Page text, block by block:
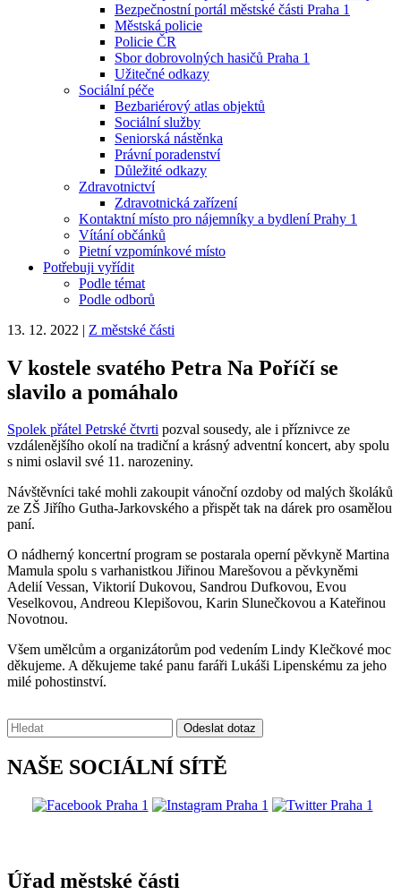
Bezpečnostní portál městské části Praha 1
Městská policie
Policie ČR
Sbor dobrovolných hasičů Praha 1
Užitečné odkazy
Sociální péče
Bezbariérový atlas objektů
Sociální služby
Seniorská nástěnka
Právní poradenství
Důležité odkazy
Zdravotnictví
Zdravotnická zařízení
Kontaktní místo pro nájemníky a bydlení Prahy 1
Vítání občánků
Pietní vzpomínkové místo
Potřebuji vyřídit
Podle témat
Podle odborů
13. 12. 2022 | Z městské části
V kostele svatého Petra Na Poříčí se
slavilo a pomáhalo
Spolek přátel Petrské čtvrti pozval sousedy, ale i příznivce ze
vzdálenějšího okolí na tradiční a krásný adventní koncert, aby spolu
s nimi oslavil své 11. narozeniny.
Návštěvníci také mohli zakoupit vánoční ozdoby od malých školáků
ze ZŠ Jiřího Gutha-Jarkovského a přispět tak na dárek pro osamělou
paní.
O nádherný koncertní program se postarala operní pěvkyně Martina
Mamula spolu s varhanistkou Jiřinou Marešovou a pěvkyněmi
Adelií Vessan, Viktorií Dukovou, Sandrou Dufkovou, Evou
Veselkovou, Andreou Klepišovou, Karin Slunečkovou a Kateřinou
Novotnou.
Všem umělcům a organizátorům pod vedením Lindy Klečkové moc
děkujeme. A děkujeme také panu faráři Lukáši Lipenskému za jeho
milé pohostinství.
Vyhledávání: Odeslat dotaz
NAŠE SOCIÁLNÍ SÍTĚ
Úřad městské části